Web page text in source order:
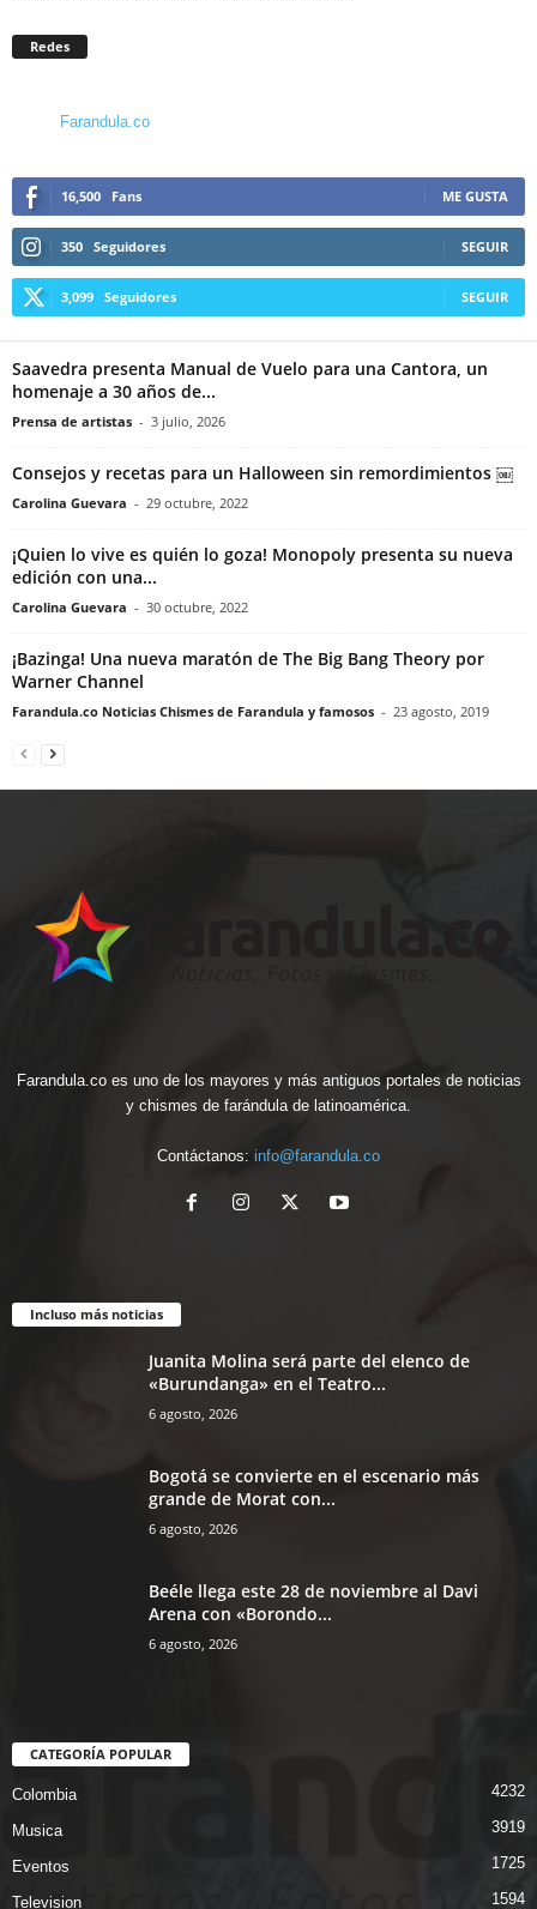
Redes
Farandula.co
16,500 Fans ME GUSTA
350 Seguidores SEGUIR
3,099 Seguidores SEGUIR
Saavedra presenta Manual de Vuelo para una Cantora, un
homenaje a 30 años de...
Prensa de artistas - 3 julio, 2026
Consejos y recetas para un Halloween sin remordimientos ￼
Carolina Guevara - 29 octubre, 2022
¡Quien lo vive es quién lo goza! Monopoly presenta su nueva
edición con una...
Carolina Guevara - 30 octubre, 2022
¡Bazinga! Una nueva maratón de The Big Bang Theory por
Warner Channel
Farandula.co Noticias Chismes de Farandula y famosos - 23 agosto, 2019
Farandula.co es uno de los mayores y más antiguos portales de noticias
y chismes de farándula de latinoamérica.
Contáctanos: info@farandula.co
Incluso más noticias
Juanita Molina será parte del elenco de
«Burundanga» en el Teatro...
6 agosto, 2026
Bogotá se convierte en el escenario más
grande de Morat con...
6 agosto, 2026
Beéle llega este 28 de noviembre al Davi
Arena con «Borondo...
6 agosto, 2026
CATEGORÍA POPULAR
Colombia 4232
Musica 3919
Eventos 1725
Television 1594